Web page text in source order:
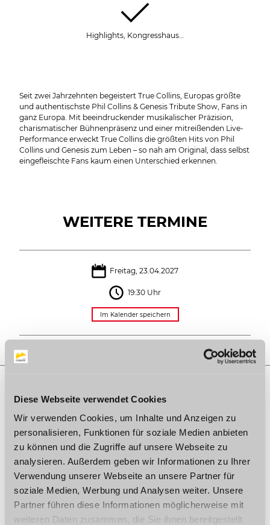
Diese Webseite verwendet Cookies
Wir verwenden Cookies, um Inhalte und Anzeigen zu
personalisieren, Funktionen für soziale Medien anbieten
zu können und die Zugriffe auf unsere Webseite zu
analysieren. Außerdem geben wir Informationen zu Ihrer
Verwendung unserer Webseite an unsere Partner für
soziale Medien, Werbung und Analysen weiter. Unsere
Partner führen diese Informationen möglicherweise mit
weiteren Daten zusammen, die Sie ihnen bereitgestellt
Highlights, Kongresshaus…
Seit zwei Jahrzehnten begeistert True Collins, Europas größte
und authentischste Phil Collins & Genesis Tribute Show, Fans in
ganz Europa. Mit beeindruckender musikalischer Präzision,
charismatischer Bühnenpräsenz und einer mitreißenden Live-
Performance erweckt True Collins die größten Hits von Phil
Collins und Genesis zum Leben – so nah am Original, dass selbst
eingefleischte Fans kaum einen Unterschied erkennen.
WEITERE TERMINE
Freitag, 23.04.2027
19:30 Uhr
Im Kalender speichern
AUF DER KARTE
Kongresshaus Rosengarten
Berliner Platz 1
96450 Coburg
Tel.:09561 / 89830
E-Mail: kongress@coburg.de
www.coburg-kongress.de
Anreise planen